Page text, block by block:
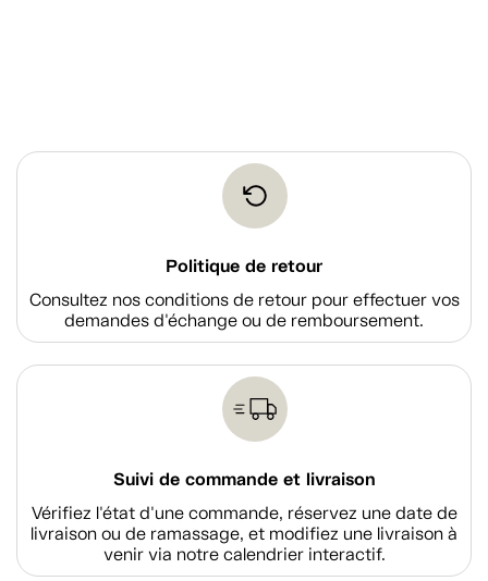
Politique de retour
Consultez nos conditions de retour pour effectuer vos
demandes d'échange ou de remboursement.
Suivi de commande et livraison
Vérifiez l'état d'une commande, réservez une date de
livraison ou de ramassage, et modifiez une livraison à
venir via notre calendrier interactif.